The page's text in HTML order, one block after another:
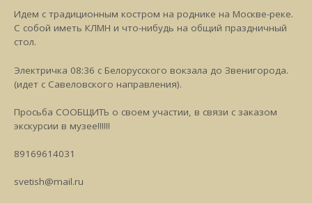
Идем с традиционным костром на роднике на Москве-реке.
С собой иметь КЛМН и что-нибудь на общий праздничный
стол.
Электричка 08:36 с Белорусского вокзала до Звенигорода.
(идет с Савеловского направления).
Просьба СООБЩИТЬ о своем участии, в связи с заказом
экскурсии в музее!!!!!!
89169614031
svetish@mail.ru